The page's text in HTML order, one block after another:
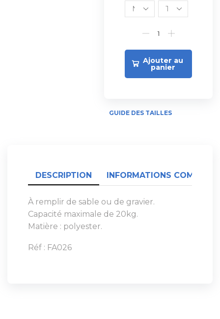
Ajouter au
panier
GUIDE DES TAILLES
DESCRIPTION INFORMATIONS
À remplir de sable ou de gravier.
Capacité maximale de 20kg.
Matière : polyester.
Réf : FA026